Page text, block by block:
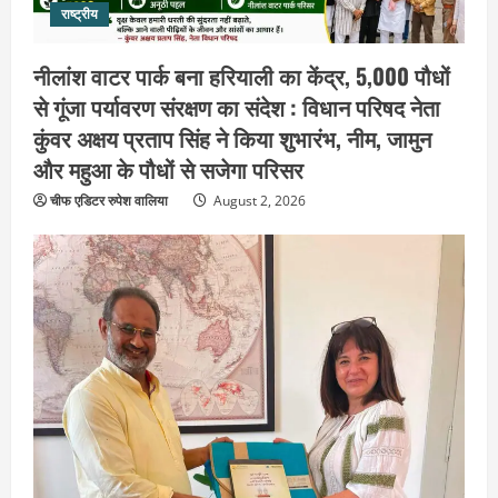
राष्ट्रीय
नीलांश वाटर पार्क बना हरियाली का केंद्र, 5,000 पौधों
से गूंजा पर्यावरण संरक्षण का संदेश : विधान परिषद नेता
कुंवर अक्षय प्रताप सिंह ने किया शुभारंभ, नीम, जामुन
और महुआ के पौधों से सजेगा परिसर
चीफ एडिटर रुपेश वालिया August 2, 2026
2
उत्तराखंड
हरिद्वार के नेताओं को कांग्रेस प्रदेश
कार्यकारिणी में बड़ी जिम्मेदारी, संगठन को मिले
नए चेहरे
August 7, 2026